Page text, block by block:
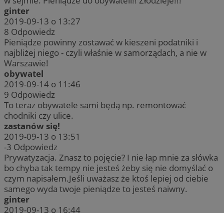
ginter
2019-09-13 o 13:27
8 Odpowiedz
Pieniądze powinny zostawać w kieszeni podatniki i
najbliżej niego - czyli właśnie w samorządach, a nie w
Warszawie!
obywatel
2019-09-14 o 11:46
9 Odpowiedz
To teraz obywatele sami będą np. remontować
chodniki czy ulice.
zastanów się!
2019-09-13 o 13:51
-3 Odpowiedz
Prywatyzacja. Znasz to pojęcie? I nie łap mnie za słówka
bo chyba tak tempy nie jesteś żeby się nie domyślać o
czym napisałem.Jeśli uważasz że ktoś lepiej od ciebie
samego wyda twoje pieniądze to jesteś naiwny.
ginter
2019-09-13 o 16:44